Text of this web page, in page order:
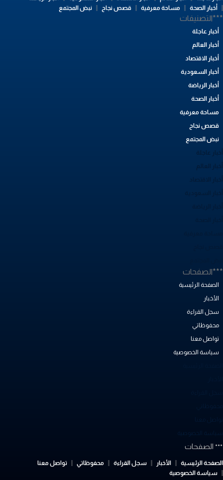
أخبار الصحة
مساحة معرفية قصص نجاح نبض المجتمع
أخبار عاجلة
أخبار العالم
أخبار الاقتصاد
أخبار السعودية
أخبار الرياضة
أخبار الصحة
مساحة معرفية
قصص نجاح
نبض المجتمع
عاجلة
العالم
الاقتصاد
الصفحة الرئيسية
الأخبار
سجل القراءة
محفوظاتي
تواصل معنا
سياسة الخصوصية
الخصوصية
الصفحات
الرئيسية الأخبار سجل القراءة محفوظاتي
تواصل معنا
سياسة الخصوصية